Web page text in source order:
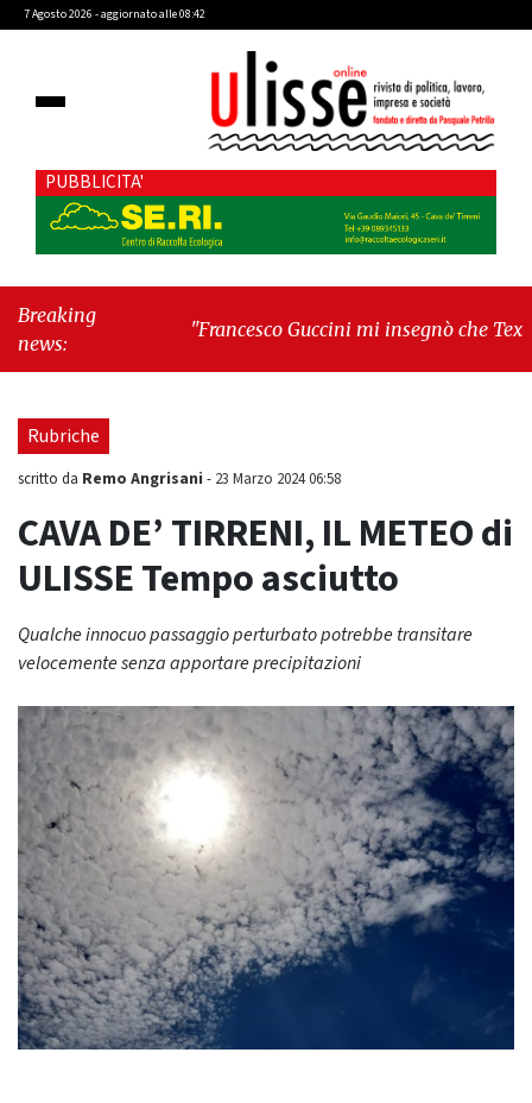
7 Agosto 2026 - aggiornato alle 08:42
PUBBLICITA'
Breaking
news:
"Francesco Guccini mi insegnò che Tex Willer
Rubriche
scritto da Remo Angrisani - 23 Marzo 2024 06:58
CAVA DE’ TIRRENI, IL METEO di
ULISSE Tempo asciutto
Qualche innocuo passaggio perturbato potrebbe transitare
velocemente senza apportare precipitazioni